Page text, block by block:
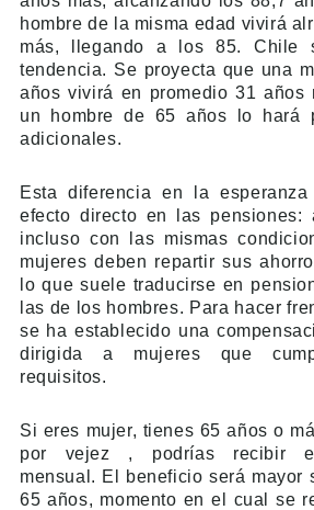
hombre de la misma edad vivirá
más, llegando a los 85. Chile
tendencia. Se proyecta que una
años vivirá en promedio 31 años
un hombre de 65 años lo hará
adicionales.
Esta diferencia en la
efecto directo en las pensiones:
incluso con las mismas
mujeres deben repartir sus
lo que suele traducirse en
las de los hombres. Para hacer
se ha establecido una
dirigida a mujeres que
requisitos.
Si eres mujer, tienes 65 años o
por vejez , podrías recibir
mensual. El beneficio será mayor
65 años, momento en el cual se